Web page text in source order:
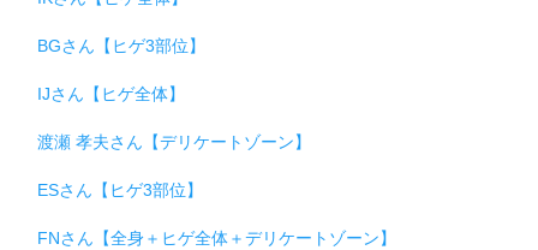
BGさん【ヒゲ3部位】
IJさん【ヒゲ全体】
渡瀬 孝夫さん【デリケートゾーン】
ESさん【ヒゲ3部位】
FNさん【全身＋ヒゲ全体＋デリケートゾーン】